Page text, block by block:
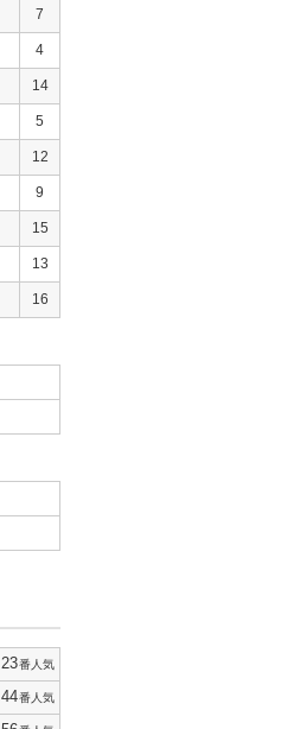
7
4
14
5
12
9
15
13
16
23番人気
44番人気